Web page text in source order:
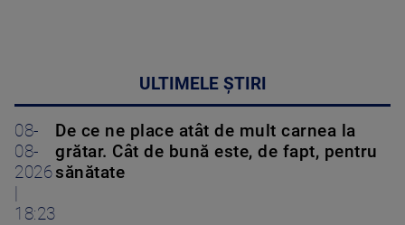
ULTIMELE ȘTIRI
08-
08-
2026
|
18:23
De ce ne place atât de mult carnea la
grătar. Cât de bună este, de fapt, pentru
sănătate